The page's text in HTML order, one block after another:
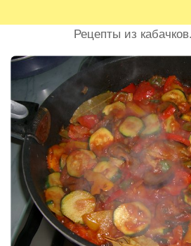
Рецепты из кабачков.